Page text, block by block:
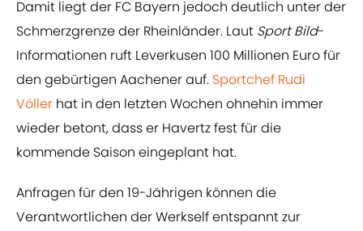
Damit liegt der FC Bayern jedoch deutlich unter der
Schmerzgrenze der Rheinländer. Laut Sport Bild-
Informationen ruft Leverkusen 100 Millionen Euro für
den gebürtigen Aachener auf. ​Sportchef Rudi
Völler hat in den letzten Wochen ohnehin immer
wieder betont, dass er Havertz fest für die
kommende Saison eingeplant hat.
Anfragen für den 19-Jährigen können die
Verantwortlichen der Werkself entspannt zur